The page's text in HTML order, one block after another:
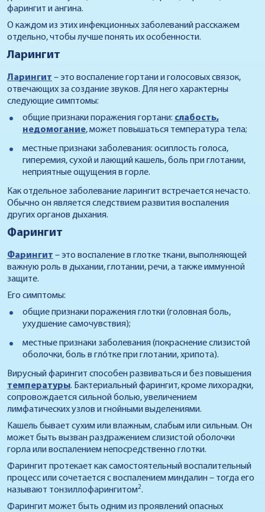
фарингит и ангина.
О каждом из этих инфекционных заболеваний расскажем
отдельно, чтобы лучше понять их особенности.
Ларингит
Ларингит – это воспаление гортани и голосовых связок,
отвечающих за создание звуков. Для него характерны
следующие симптомы:
общие признаки поражения гортани: слабость,
недомогание, может повышаться температура тела;
местные признаки заболевания: осиплость голоса,
гиперемия, сухой и лающий кашель, боль при глотании,
неприятные ощущения в горле.
Как отдельное заболевание ларингит встречается нечасто.
Обычно он является следствием развития воспаления
других органов дыхания.
Фарингит
Фарингит – это воспаление в глотке ткани, выполняющей
важную роль в дыхании, глотании, речи, а также иммунной
защите.
Его симптомы:
общие признаки поражения глотки (головная боль,
ухудшение самочувствия);
местные признаки заболевания (покраснение слизистой
оболочки, боль в глóтке при глотании, хрипота).
Вирусный фарингит способен развиваться и без повышения
температуры. Бактериальный фарингит, кроме лихорадки,
сопровождается сильной болью, увеличением
лимфатических узлов и гнойными выделениями.
Кашель бывает сухим или влажным, слабым или сильным. Он
может быть вызван раздражением слизистой оболочки
горла или воспалением непосредственно глотки.
Фарингит протекает как самостоятельный воспалительный
процесс или сочетается с воспалением миндалин – тогда его
называют тонзиллофарингитом2.
Фарингит может быть одним из проявлений опасных